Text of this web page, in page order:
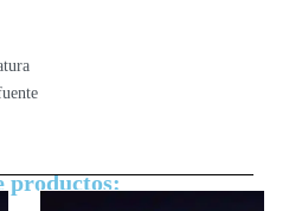
productos: